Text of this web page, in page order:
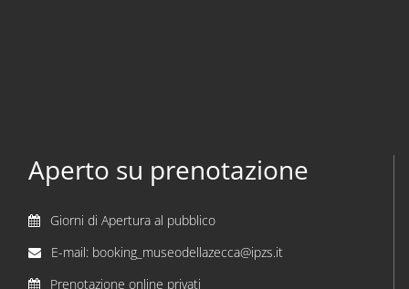
Aperto su prenotazione
Giorni di Apertura al pubblico
E-mail: booking_museodellazecca@ipzs.it
Prenotazione online privati